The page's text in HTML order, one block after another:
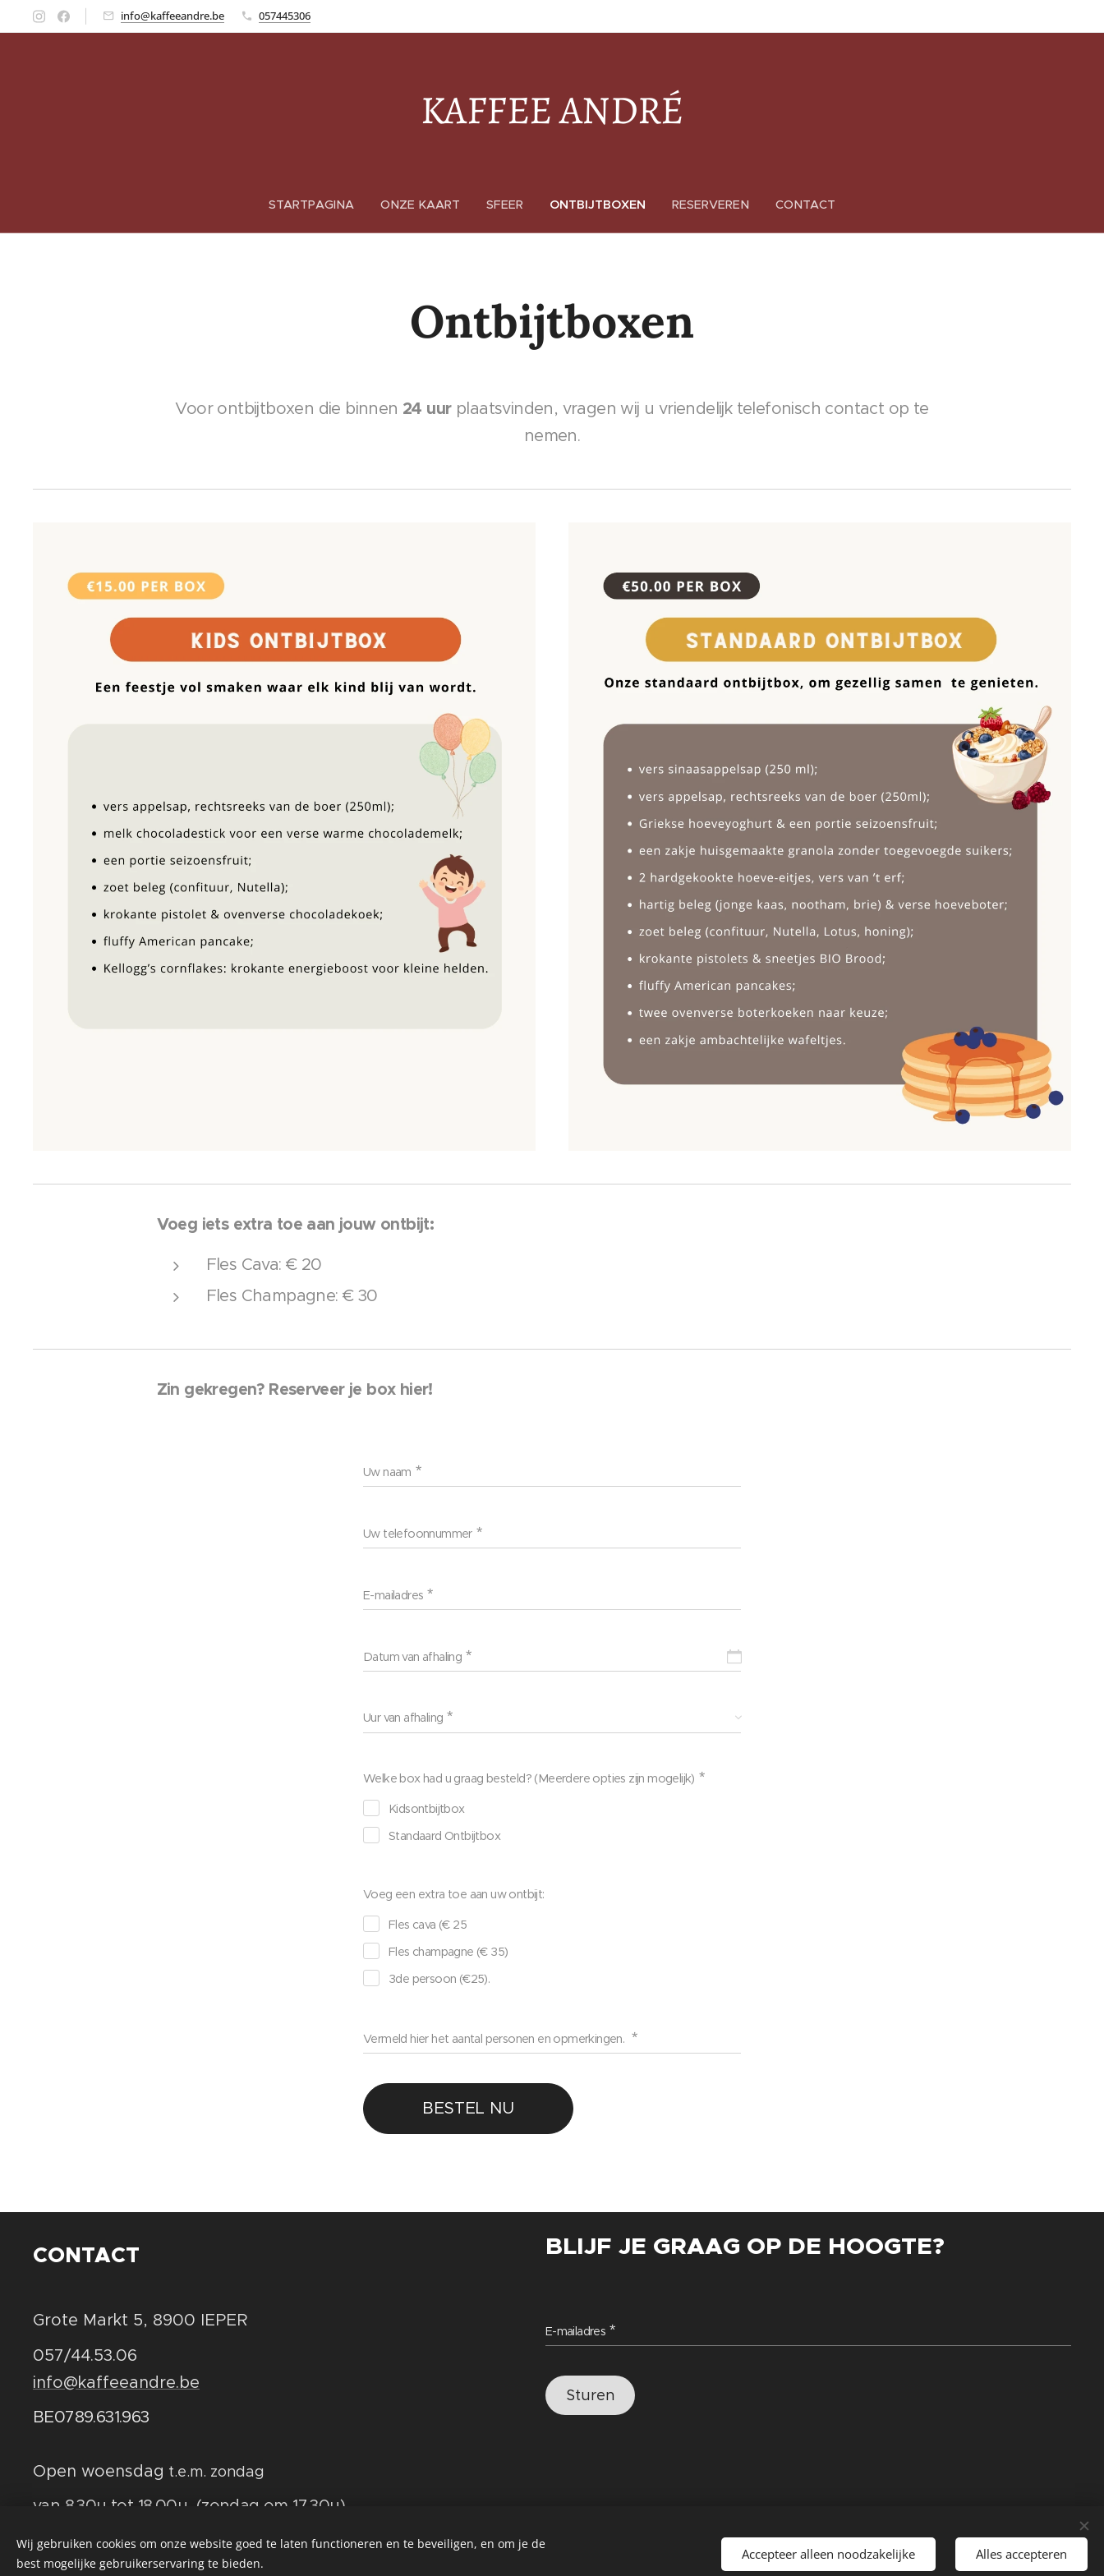
info@kaffeeandre.be 057445306
KAFFEE ANDRÉ
STARTPAGINA ONZE KAART SFEER ONTBIJTBOXEN RESERVEREN CONTACT
Ontbijtboxen
Voor ontbijtboxen die binnen 24 uur plaatsvinden, vragen wij u vriendelijk telefonisch contact op te
nemen.
Voeg iets extra toe aan jouw ontbijt:
Fles Cava: € 20
Fles Champagne: € 30
Zin gekregen? Reserveer je box hier!
Uw naam
Uw telefoonnummer
E-mailadres
Datum van afhaling
Uur van afhaling
Welke box had u graag besteld? (Meerdere opties zijn mogelijk)
Kidsontbijtbox
Standaard Ontbijtbox
Voeg een extra toe aan uw ontbijt:
Fles cava (€ 25
Fles champagne (€ 35)
3de persoon (€25).
Vermeld hier het aantal personen en opmerkingen.
BESTEL NU
CONTACT
Grote Markt 5, 8900 IEPER
057/44.53.06
info@kaffeeandre.be
BE0789.631.963
Open woensdag t.e.m. zondag
van 8.30u tot 18.00u (zondag om 17.30u)
BLIJF JE GRAAG OP DE HOOGTE?
E-mailadres
Sturen
Wij gebruiken cookies om onze website goed te laten functioneren en te beveiligen, en om je de
best mogelijke gebruikerservaring te bieden.
Accepteer alleen noodzakelijke Alles accepteren